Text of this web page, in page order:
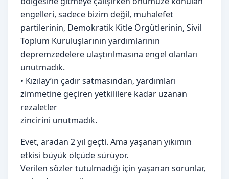
engelleri, sadece bizim değil, muhalefet
partilerinin, Demokratik Kitle Örgütlerinin, Sivil
Toplum Kuruluşlarının yardımlarının
depremzedelere ulaştırılmasına engel olanları
unutmadık.
• Kızılay’ın çadır satmasından, yardımları
zimmetine geçiren yetkililere kadar uzanan
rezaletler
zincirini unutmadık.
Evet, aradan 2 yıl geçti. Ama yaşanan yıkımın
etkisi büyük ölçüde sürüyor.
Verilen sözler tutulmadığı için yaşanan sorunlar,